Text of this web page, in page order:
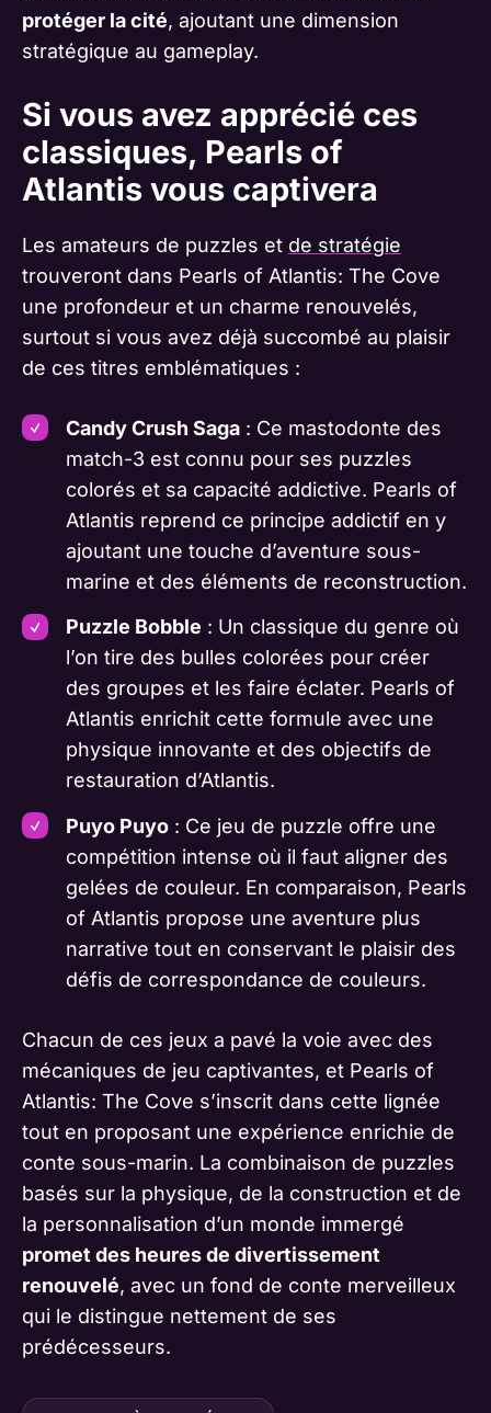
protéger la cité, ajoutant une dimension
stratégique au gameplay.
Si vous avez apprécié ces
classiques, Pearls of
Atlantis vous captivera
Les amateurs de puzzles et de stratégie
trouveront dans Pearls of Atlantis: The Cove
une profondeur et un charme renouvelés,
surtout si vous avez déjà succombé au plaisir
de ces titres emblématiques :
Candy Crush Saga: Ce mastodonte des
match-3 est connu pour ses puzzles
colorés et sa capacité addictive. Pearls of
Atlantis reprend ce principe addictif en y
ajoutant une touche d’aventure sous-
marine et des éléments de reconstruction.
Puzzle Bobble : Un classique du genre où
l’on tire des bulles colorées pour créer
des groupes et les faire éclater. Pearls of
Atlantis enrichit cette formule avec une
physique innovante et des objectifs de
restauration d’Atlantis.
Puyo Puyo: Ce jeu de puzzle offre une
compétition intense où il faut aligner des
gelées de couleur. En comparaison, Pearls
of Atlantis propose une aventure plus
narrative tout en conservant le plaisir des
défis de correspondance de couleurs.
Chacun de ces jeux a pavé la voie avec des
mécaniques de jeu captivantes, et Pearls of
Atlantis: The Cove s’inscrit dans cette lignée
tout en proposant une expérience enrichie de
conte sous-marin. La combinaison de puzzles
basés sur la physique, de la construction et de
la personnalisation d’un monde immergé
promet des heures de divertissement
renouvelé, avec un fond de conte merveilleux
qui le distingue nettement de ses
prédécesseurs.